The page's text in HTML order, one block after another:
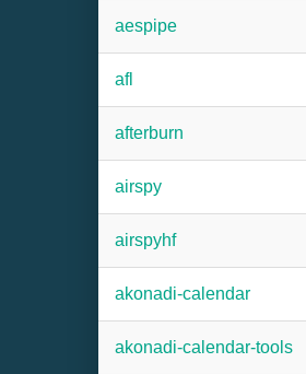
aespipe
afl
afterburn
airspy
airspyhf
akonadi-calendar
akonadi-calendar-tools